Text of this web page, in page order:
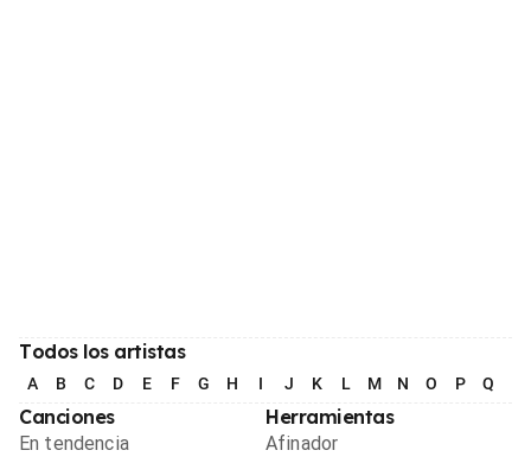
Todos los artistas
A B C D E F G H I J K L M N O P Q
Canciones
En tendencia
Herramientas
Afinador